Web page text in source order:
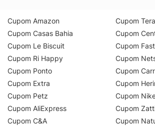
Cupom Amazon
Cupom Casas Bahia
Cupom Le Biscuit
Cupom Ri Happy
Cupom Ponto
Cupom Extra
Cupom Petz
Cupom AliExpress
Cupom C&A
Cupom
Cupom
Cupom
Cupom
Cupom
Cupom
Cupom
Cupom
Cupom